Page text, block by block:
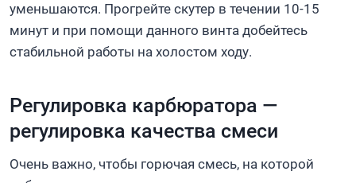
уменьшаются. Прогрейте скутер в течении 10-15
минут и при помощи данного винта добейтесь
стабильной работы на холостом ходу.
Регулировка карбюратора —
регулировка качества смеси
Очень важно, чтобы горючая смесь, на которой